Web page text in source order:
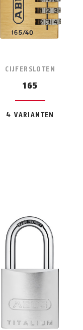
CIJFERSLOTEN
165
4 VARIANTEN